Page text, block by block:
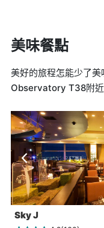
美味餐點
美好的旅程怎能少了
Observatory T38附近
Sky J